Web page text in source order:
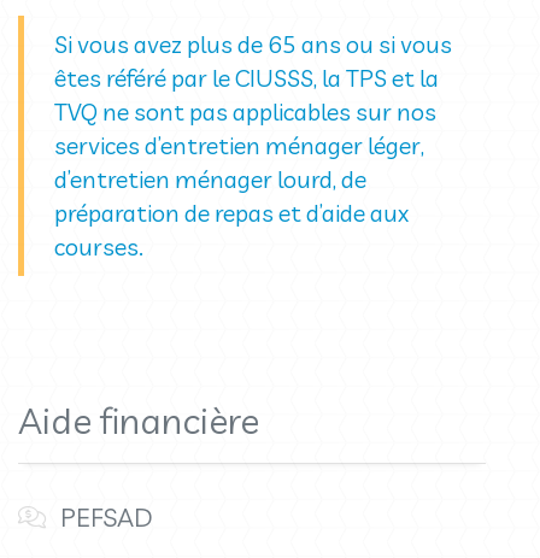
Si vous avez plus de 65 ans ou si vous
êtes référé par le CIUSSS, la TPS et la
TVQ ne sont pas applicables sur nos
services d’entretien ménager léger,
d’entretien ménager lourd, de
préparation de repas et d’aide aux
courses.
Aide financière
PEFSAD